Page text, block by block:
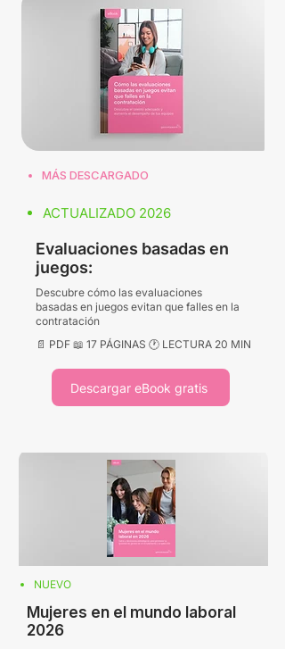
MÁS DESCARGADO
ACTUALIZADO 2026
Evaluaciones basadas en
juegos:
Descubre cómo las evaluaciones
basadas en juegos evitan que falles en la
contratación
📄 PDF 📖 17 PÁGINAS 🕐 LECTURA 20 MIN
Descargar eBook gratis
NUEVO
Mujeres en el mundo laboral
2026